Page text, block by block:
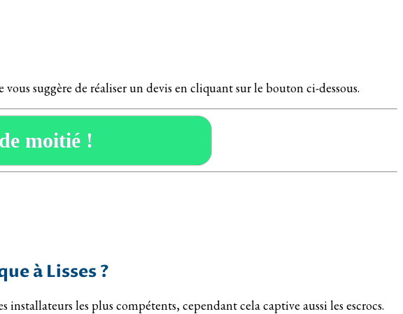
suggère de réaliser un devis en cliquant sur le bouton ci-dessous.
moitié !
à Lisses ?
installateurs les plus compétents, cependant cela captive aussi les escrocs.